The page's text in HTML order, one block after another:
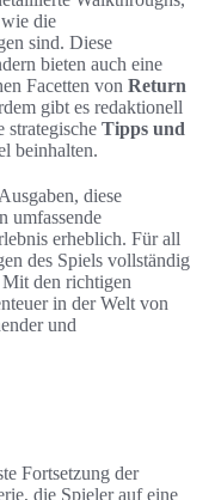
die
sind. Diese
bieten auch eine
Facetten von Return
gibt es redaktionell
strategische Tipps und
beinhalten.
diese
umfassende
erheblich. Für all
des Spiels vollständig
Mit den richtigen
in der Welt von
und
Fortsetzung der
die Spieler auf eine